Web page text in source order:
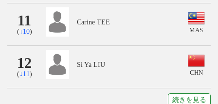
11
(↓10)
Carine TEE
MAS
12
(↓11)
Si Ya LIU
CHN
続きを見る